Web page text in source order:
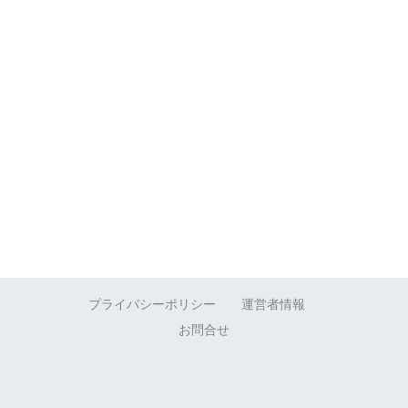
プライバシーポリシー
運営者情報
お問合せ